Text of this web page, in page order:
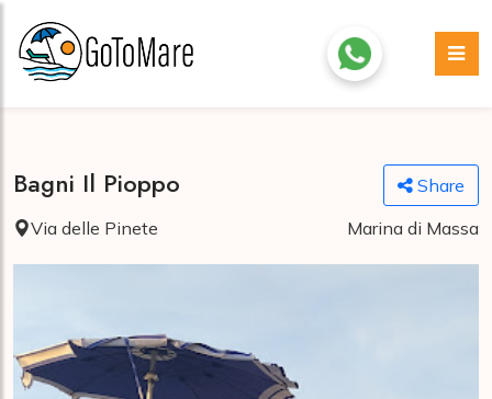
Bagni Il Pioppo
Share
Via delle Pinete
Marina di Massa